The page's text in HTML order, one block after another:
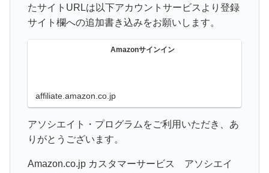
たサイトURLは以下アカウントサービスより登録
サイト欄への追加書き込みをお願いします。
Amazonサインイン
affiliate.amazon.co.jp
アソシエイト・プログラムをご利用いただき、あ
りがとうございます。
Amazon.co.jp カスタマーサービス アソシエイ